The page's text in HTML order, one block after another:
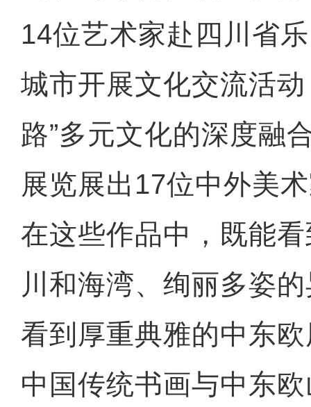
14位艺术家赴四川省
城市开展文化交流活
路”多元文化的深度融
展览展出17位中外美
在这些作品中，既能
川和海湾、绚丽多姿
看到厚重典雅的中东
中国传统书画与中东